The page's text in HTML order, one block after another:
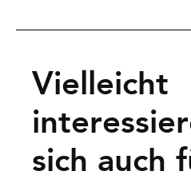
Vielleicht
sich auch